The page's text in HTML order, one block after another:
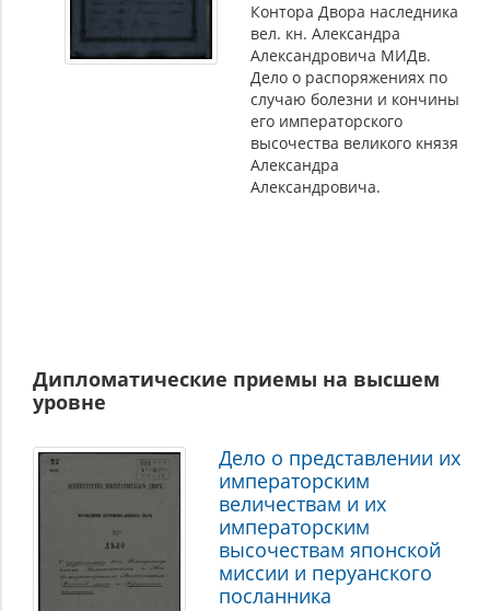
Контора Двора наследника
вел. кн. Александра
Александровича МИДв.
Дело о распоряжениях по
случаю болезни и кончины
его императорского
высочества великого князя
Александра
Александровича.
Дипломатические приемы на высшем
уровне
Дело о представлении их
императорским
величествам и их
императорским
высочествам японской
миссии и перуанского
посланника